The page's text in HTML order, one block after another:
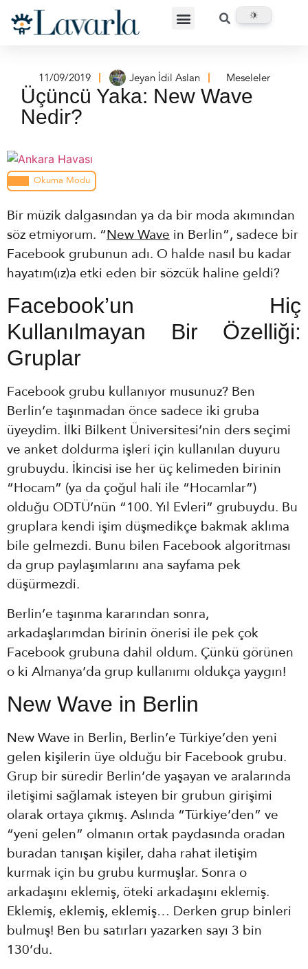
11/09/2019 Jeyan İdil Aslan Meseleler
Üçüncü Yaka: New Wave
Nedir?
Okuma Modu
Bir müzik dalgasından ya da bir moda akımından
söz etmiyorum. “New Wave in Berlin”, sadece bir
Facebook grubunun adı. O halde nasıl bu kadar
hayatım(ız)a etki eden bir sözcük haline geldi?
Facebook’un Hiç
Kullanılmayan Bir Özelliği:
Gruplar
Facebook grubu kullanıyor musunuz? Ben
Berlin’e taşınmadan önce sadece iki gruba
üyeydim. İlki Bilkent Üniversitesi’nin ders seçimi
ve anket doldurma işleri için kullanılan duyuru
grubuydu. İkincisi ise her üç kelimeden birinin
“Hocam” (ya da çoğul hali ile “Hocamlar”)
olduğu ODTÜ’nün “100. Yıl Evleri” grubuydu. Bu
gruplara kendi işim düşmedikçe bakmak aklıma
bile gelmezdi. Bunu bilen Facebook algoritması
da grup paylaşımlarını ana sayfama pek
düşürmezdi.
Berlin’e taşınma kararından sonra,
arkadaşlarımdan birinin önerisi ile pek çok
Facebook grubuna dahil oldum. Çünkü görünen
o ki Almanya’da grup kullanımı oldukça yaygın!
New Wave in Berlin
New Wave in Berlin, Berlin’e Türkiye’den yeni
gelen kişilerin üye olduğu bir Facebook grubu.
Grup bir süredir Berlin’de yaşayan ve aralarında
iletişimi sağlamak isteyen bir grubun girişimi
olarak ortaya çıkmış. Aslında “Türkiye’den” ve
“yeni gelen” olmanın ortak paydasında oradan
buradan tanışan kişiler, daha rahat iletişim
kurmak için bu grubu kurmuşlar. Sonra o
arkadaşını eklemiş, öteki arkadaşını eklemiş.
Eklemiş, eklemiş, eklemiş… Derken grup binleri
bulmuş! Ben bu satırları yazarken sayı 3 bin
130’du.